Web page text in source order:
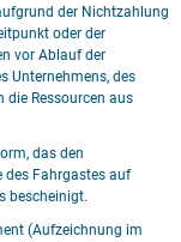
der Nichtzahlung
oder der
vor Ablauf der
Unternehmens, des
die Ressourcen aus
das den
des Fahrgastes auf
bescheinigt.
(Aufzeichnung im